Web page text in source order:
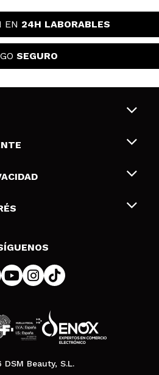
EN 24H LABORABLES
SEGURO
de uso
Beauty, S.L.